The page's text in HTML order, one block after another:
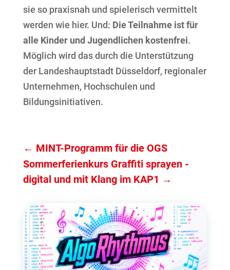
sie so praxisnah und spielerisch vermittelt
werden wie hier. Und: Die Teilnahme ist für
alle Kinder und Jugendlichen kostenfrei.
Möglich wird das durch die Unterstützung
der Landeshauptstadt Düsseldorf, regionaler
Unternehmen, Hochschulen und
Bildungsinitiativen.
← MINT-Programm für die OGS
Sommerferienkurs Graffiti sprayen -
digital und mit Klang im KAP1 →